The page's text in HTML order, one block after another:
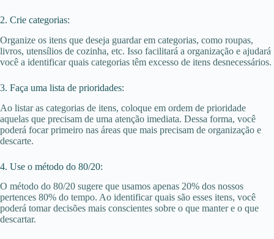
2. Crie categorias:
Organize os itens que deseja guardar em categorias, como roupas,
livros, utensílios de cozinha, etc. Isso facilitará a organização e ajudará
você a identificar quais categorias têm excesso de itens desnecessários.
3. Faça uma lista de prioridades:
Ao listar as categorias de itens, coloque em ordem de prioridade
aquelas que precisam de uma atenção imediata. Dessa forma, você
poderá focar primeiro nas áreas que mais precisam de organização e
descarte.
4. Use o método do 80/20:
O método do 80/20 sugere que usamos apenas 20% dos nossos
pertences 80% do tempo. Ao identificar quais são esses itens, você
poderá tomar decisões mais conscientes sobre o que manter e o que
descartar.